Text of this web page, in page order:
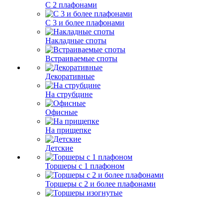
С 2 плафонами
С 3 и более плафонами
Накладные споты
Встраиваемые споты
Декоративные
На струбцине
Офисные
На прищепке
Детские
Торшеры с 1 плафоном
Торшеры с 2 и более плафонами